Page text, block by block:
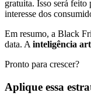
gratuita. Isso será
interesse dos
Em resumo, a Black
data. A inteligência
Pronto para crescer?
Aplique essa